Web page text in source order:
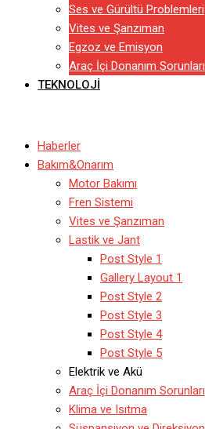
Ses ve Gürültü Problemleri
Vites ve Şanzıman
Egzoz ve Emisyon
Araç İçi Donanım Sorunları
TEKNOLOJI
Haberler
Bakım&Onarım
Motor Bakımı
Fren Sistemi
Vites ve Şanzıman
Lastik ve Jant
Post Style 1
Gallery Layout 1
Post Style 2
Post Style 3
Post Style 4
Post Style 5
Elektrik ve Akü
Araç İçi Donanım Sorunları
Klima ve Isıtma